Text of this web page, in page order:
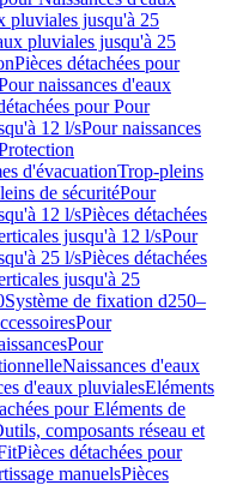
pluviales jusqu'à 25
pluviales jusqu'à 25
Pièces détachées pour
naissances d'eaux
pour Pour
12 l/sPour naissances
d'évacuationTrop-pleins
de sécuritéPour
12 l/sPièces détachées
jusqu'à 12 l/sPour
25 l/sPièces détachées
jusqu'à 25
Système de fixation d250–
Pour
Pour
Naissances d'eaux
d'eaux pluvialesEléments
pour Eléments de
composants réseau et
Pièces détachées pour
manuelsPièces